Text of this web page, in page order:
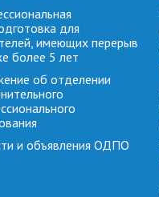
для
имеющих перерыв
более 5 лет
об отделении
и объявления ОДПО